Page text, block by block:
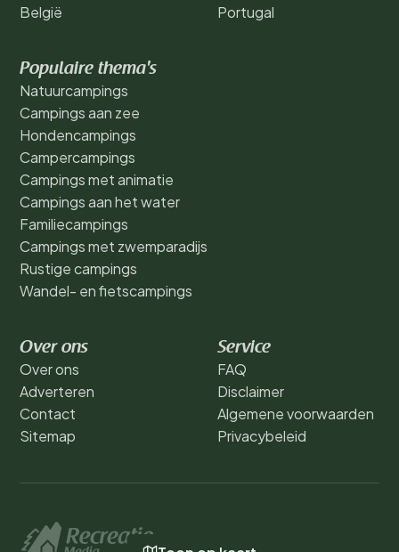
België
Portugal
Populaire thema's
Natuurcampings
Campings aan zee
Hondencampings
Campercampings
Campings met animatie
Campings aan het water
Familiecampings
Campings met zwemparadijs
Rustige campings
Wandel- en fietscampings
Over ons
Over ons
Adverteren
Contact
Sitemap
Service
FAQ
Disclaimer
Algemene voorwaarden
Privacybeleid